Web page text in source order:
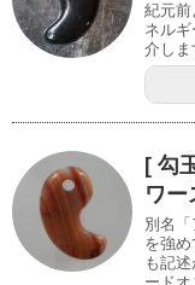
紀元前
ネル
介しま
[ 勾
ワー
別名
を強
も記